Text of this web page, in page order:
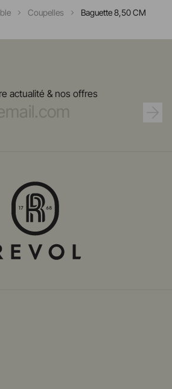
Coupelles Baguette 8,50 CM
actualité & nos offres